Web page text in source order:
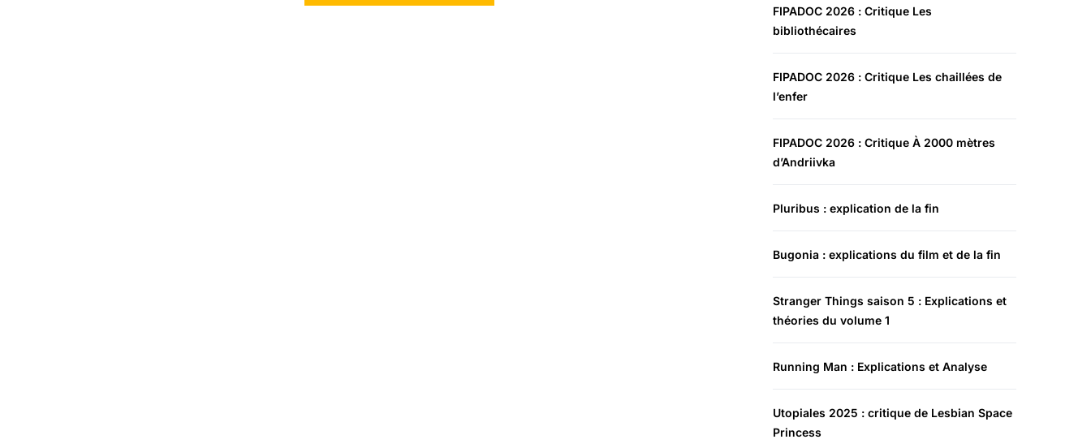
FIPADOC 2026 : Critique Les
bibliothécaires
FIPADOC 2026 : Critique Les chaillées de
l’enfer
FIPADOC 2026 : Critique À 2000 mètres
d’Andriivka
Pluribus : explication de la fin
Bugonia : explications du film et de la fin
Stranger Things saison 5 : Explications et
théories du volume 1
Running Man : Explications et Analyse
Utopiales 2025 : critique de Lesbian Space
Princess